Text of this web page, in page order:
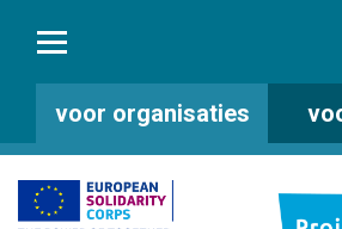
voor organisaties